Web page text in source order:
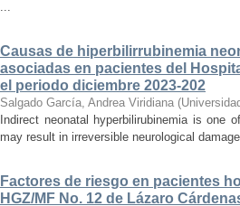
...
Causas de hiperbilirrubinemia
asociadas en pacientes del
el periodo diciembre 2023-202
Salgado García, Andrea Viridiana (
Indirect neonatal hyperbilirubinemia is one
may result in irreversible neurological
Factores de riesgo en pacientes
HGZ/MF No. 12 de Lázaro